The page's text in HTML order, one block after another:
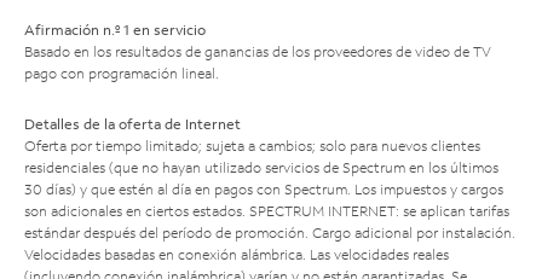
Afirmación n.º 1 en servicio
Basado en los resultados de ganancias de los proveedores de video de TV
pago con programación lineal.
Detalles de la oferta de Internet
Oferta por tiempo limitado; sujeta a cambios; solo para nuevos clientes
residenciales (que no hayan utilizado servicios de Spectrum en los últimos
30 días) y que estén al día en pagos con Spectrum. Los impuestos y cargos
son adicionales en ciertos estados. SPECTRUM INTERNET: se aplican tarifas
estándar después del período de promoción. Cargo adicional por instalación.
Velocidades basadas en conexión alámbrica. Las velocidades reales